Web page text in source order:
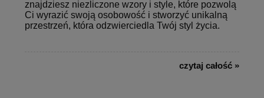
znajdziesz niezliczone wzory i style, które pozwolą
Ci wyrazić swoją osobowość i stworzyć unikalną
przestrzeń, która odzwierciedla Twój styl życia.
czytaj całość »